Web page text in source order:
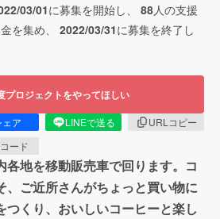
03/01に募集を開始し、 88人の支援
を集め、 2022/03/31に募集を終了し
プロジェクトをやってほしい
ェア LINEで送る
URLコピー
ード
各地を移動販売車で回ります。コ
、ご近所さんがちょっと買い物に
つくり、おいしいコーヒーと楽し